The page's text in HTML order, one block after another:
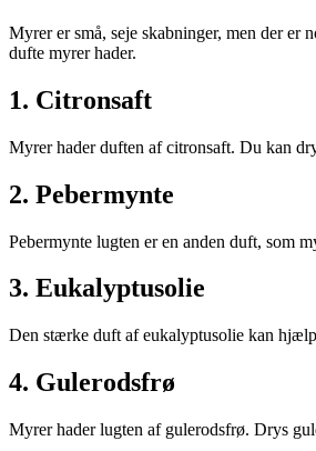
Myrer er små, seje skabninger, men der
dufte myrer hader.
1. Citronsaft
Myrer hader duften af citronsaft. Du kan
2. Pebermynte
Pebermynte lugten er en anden duft, som
3. Eukalyptusolie
Den stærke duft af eukalyptusolie kan
4. Gulerodsfrø
Myrer hader lugten af gulerodsfrø. Drys